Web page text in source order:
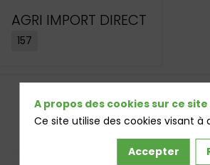
AGRI IMPORT DIRECT
157
A propos des cookies sur ce site
Ce site utilise des cookies visant
Accepter